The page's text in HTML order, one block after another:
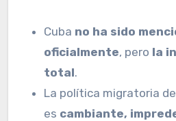
Cuba no ha sido
oficialmente, pero la
total.
La política migratoria de
es cambiante,